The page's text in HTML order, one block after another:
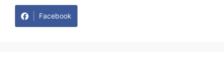
Facebook